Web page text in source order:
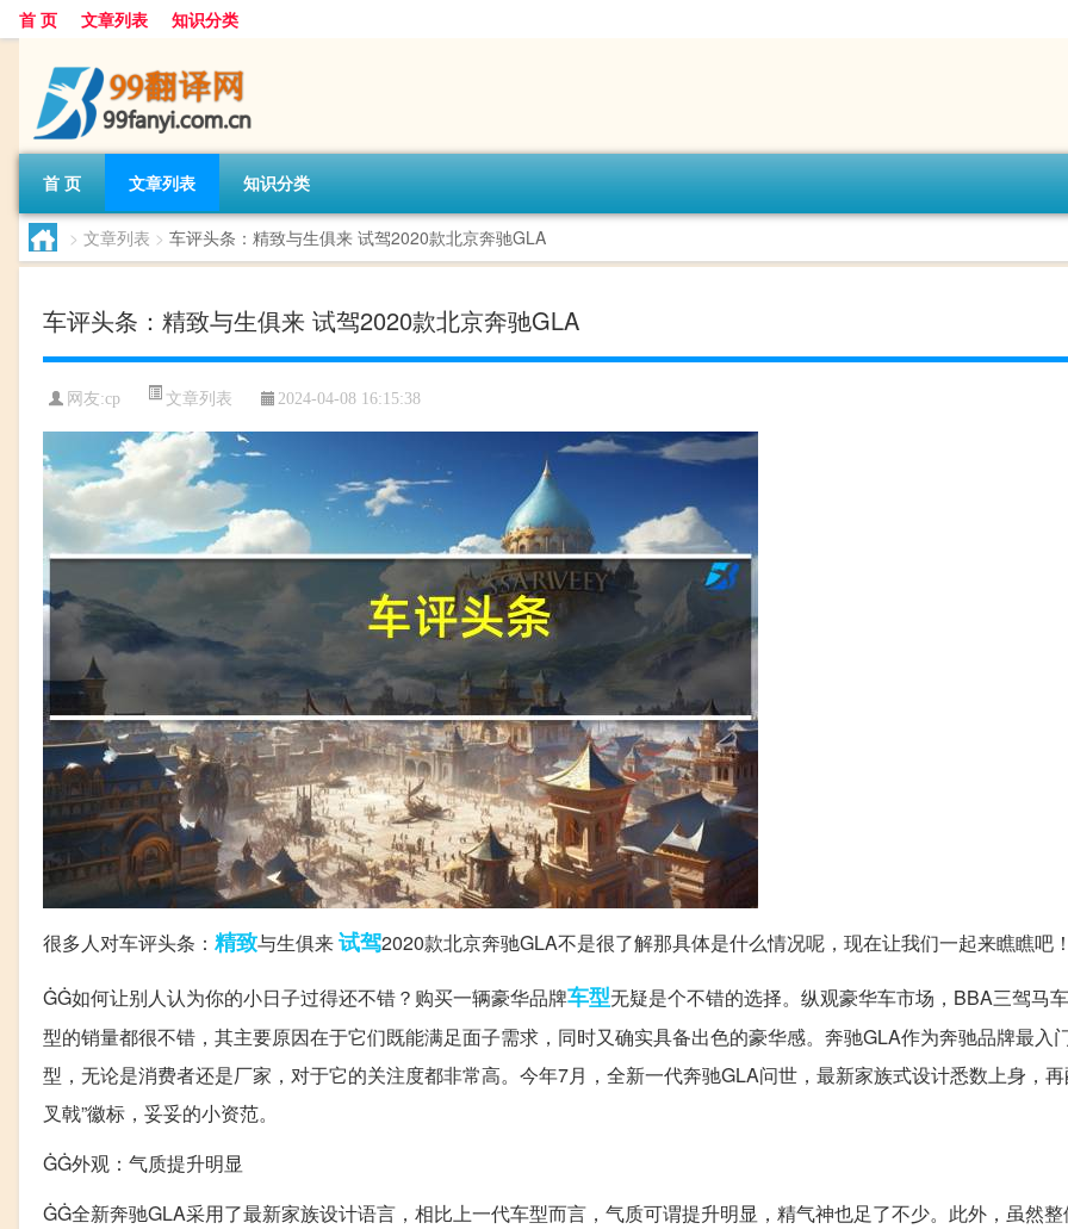
首 页 文章列表 知识分类
首 页 文章列表 知识分类
> 文章列表 > 车评头条：精致与生俱来 试驾2020款北京奔驰GLA
车评头条：精致与生俱来 试驾2020款北京奔驰GLA
网友:cp 文章列表 2024-04-08 16:15:38
很多人对车评头条： 精致与生俱来试驾2020款北京奔驰GLA不是很了解那具体是什么情况呢，现在让我们一起来瞧瞧吧
ĠĠ如何让别人认为你的小日子过得还不错？购买一辆豪华品牌车型无疑是个不错的选择。纵观豪华车市场，BBA三驾马
型的销量都很不错，其主要原因在于它们既能满足面子需求，同时又确实具备出色的豪华感。奔驰GLA作为奔驰品牌最入
型，无论是消费者还是厂家，对于它的关注度都非常高。今年7月，全新一代奔驰GLA问世，最新家族式设计悉数上身，再
叉戟”徽标，妥妥的小资范。
ĠĠ外观：气质提升明显
ĠĠ全新奔驰GLA采用了最新家族设计语言，相比上一代车型而言，气质可谓提升明显，精气神也足了不少。此外，虽然